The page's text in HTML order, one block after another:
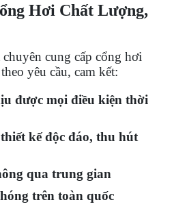
Hơi Chất Lượng,
chuyên cung cấp cổng hơi
yêu cầu, cam kết:
được mọi điều kiện thời
kế độc đáo, thu hút
qua trung gian
trên toàn quốc